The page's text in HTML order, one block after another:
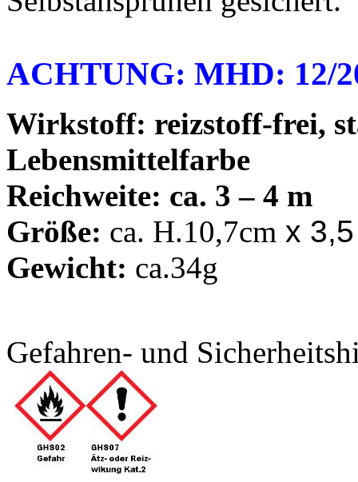
ACHTUNG: MHD: 12/
Wirkstoff: reizstoff-frei,
Lebensmittelfarbe
Reichweite: ca. 3 – 4 m
Größe: ca. H.10,7cm x
Gewicht: ca.34g
Gefahren- und